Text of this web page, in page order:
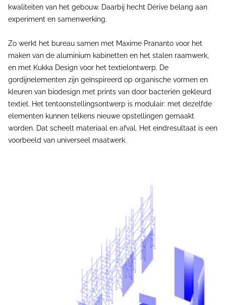
kwaliteiten van het gebouw. Daarbij hecht Dérive belang aan
experiment en samenwerking.
Zo werkt het bureau samen met Maxime Prananto voor het
maken van de aluminium kabinetten en het stalen raamwerk,
en met Kukka Design voor het textielontwerp. De
gordijnelementen zijn geïnspireerd op organische vormen en
kleuren van biodesign met prints van door bacteriën gekleurd
textiel. Het tentoonstellingsontwerp is modulair: met dezelfde
elementen kunnen telkens nieuwe opstellingen gemaakt
worden. Dat scheelt materiaal en afval. Het eindresultaat is een
voorbeeld van universeel maatwerk.